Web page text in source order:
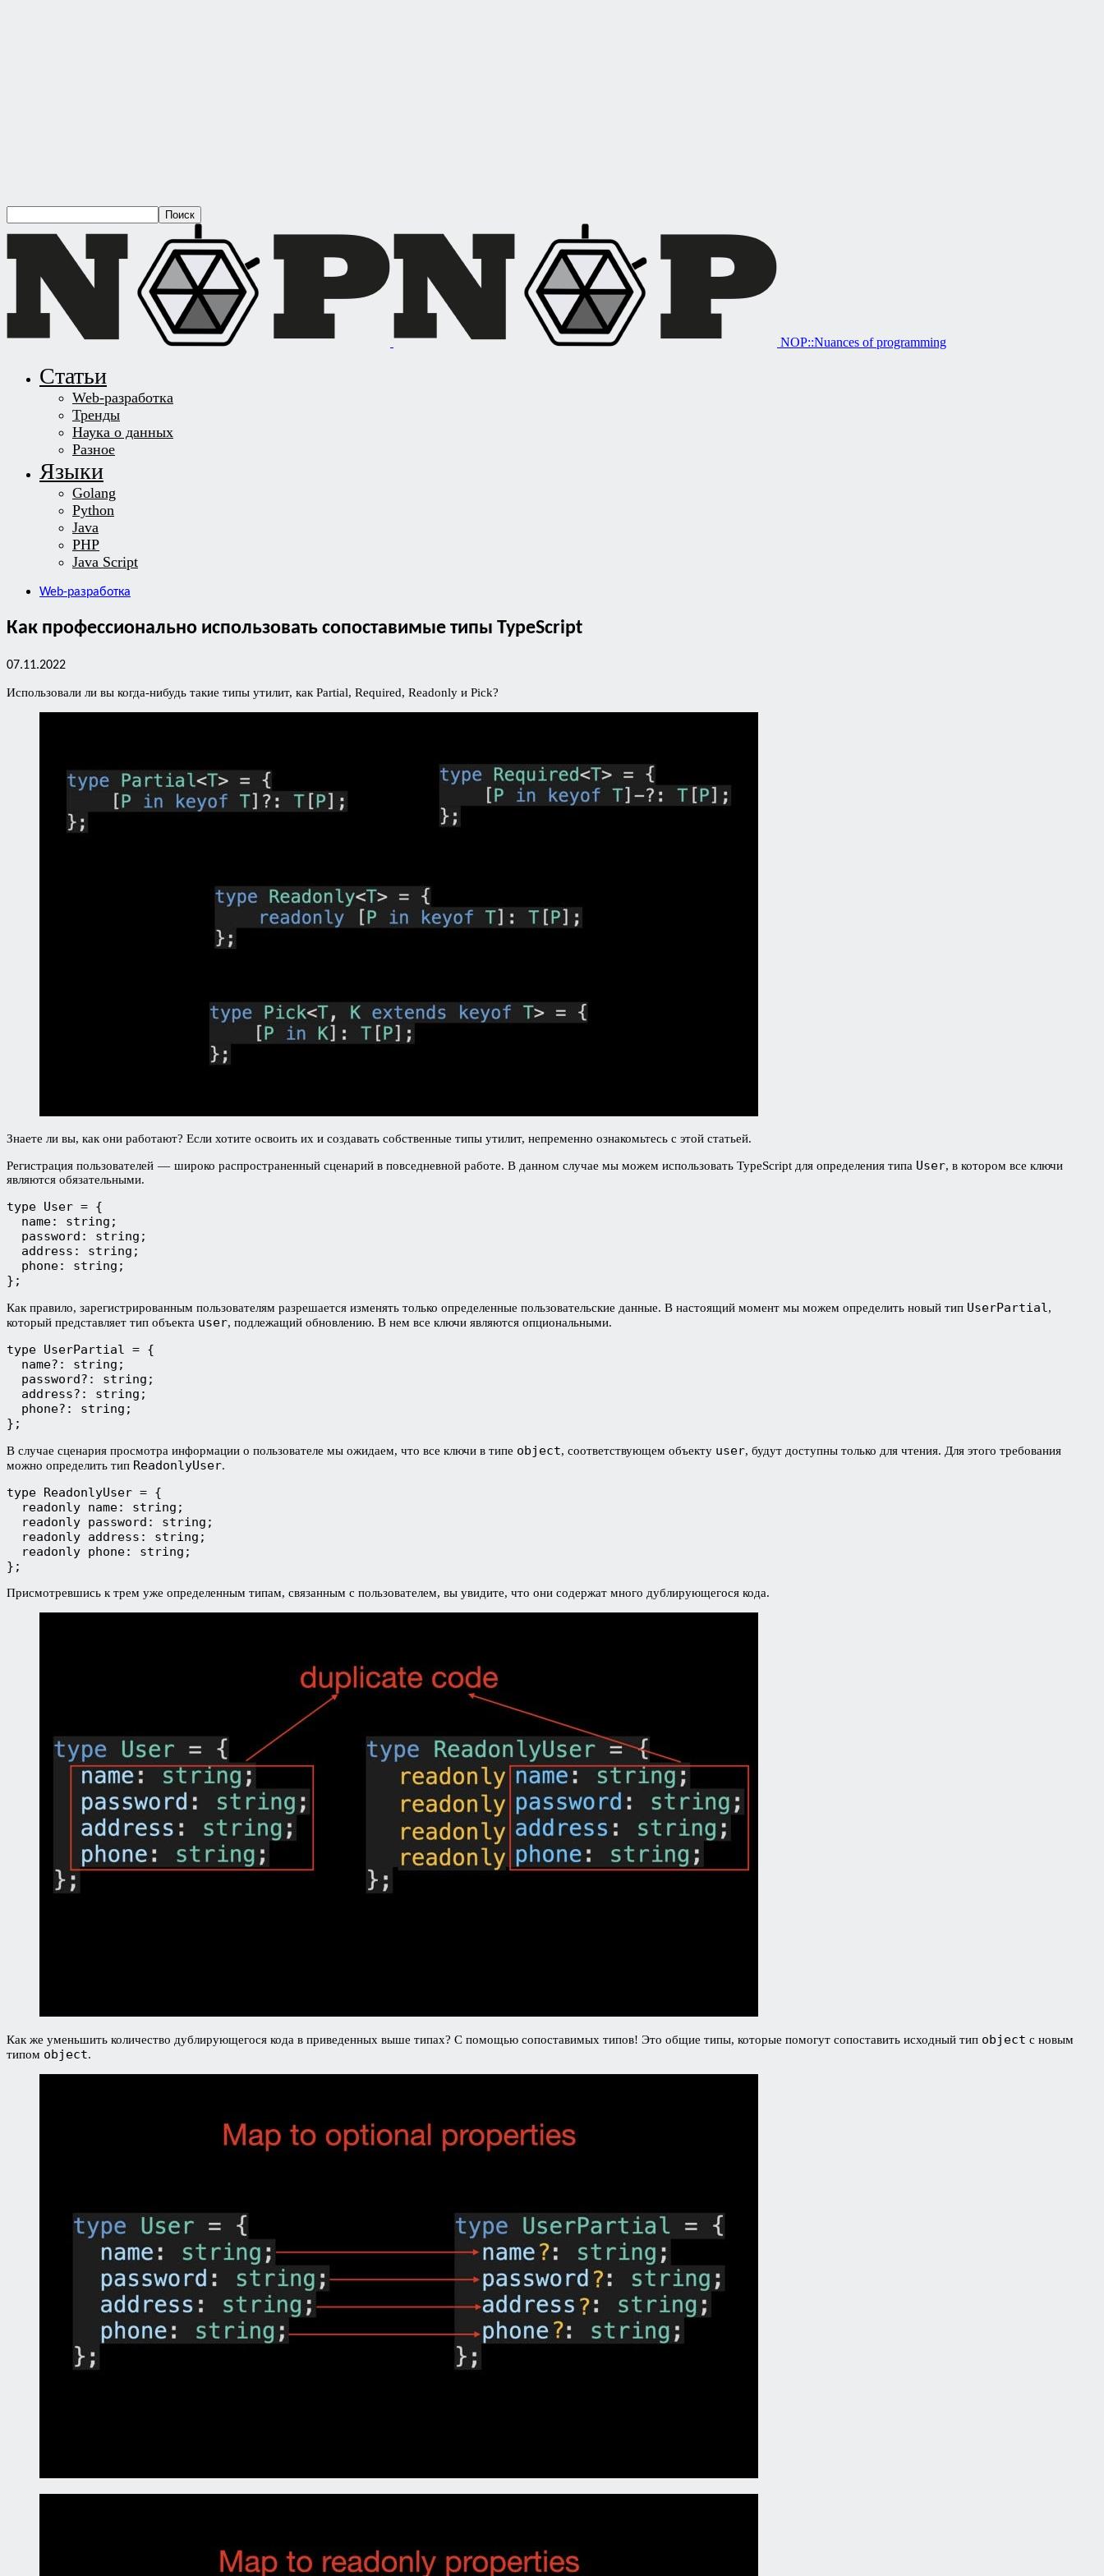
NOP::Nuances of programming
Статьи
Web-разработка
Тренды
Наука о данных
Разное
Языки
Golang
Python
Java
PHP
Java Script
Web-разработка
Как профессионально использовать сопоставимые типы TypeScript
07.11.2022
Использовали ли вы когда-нибудь такие типы утилит, как Partial, Required, Readonly и Pick?
Знаете ли вы, как они работают? Если хотите освоить их и создавать собственные типы утилит, непременно ознакомьтесь с этой статьей.
Регистрация пользователей — широко распространенный сценарий в повседневной работе. В данном случае мы можем использовать TypeScript для определения типа User, в котором все ключи
являются обязательными.
type User = {
  name: string;
  password: string;
  address: string;
  phone: string;
};
Как правило, зарегистрированным пользователям разрешается изменять только определенные пользовательские данные. В настоящий момент мы можем определить новый тип UserPartial,
который представляет тип объекта user, подлежащий обновлению. В нем все ключи являются опциональными.
type UserPartial = {
  name?: string;
  password?: string;
  address?: string;
  phone?: string;
};
В случае сценария просмотра информации о пользователе мы ожидаем, что все ключи в типе object, соответствующем объекту user, будут доступны только для чтения. Для этого требования
можно определить тип ReadonlyUser.
type ReadonlyUser = {
  readonly name: string;
  readonly password: string;
  readonly address: string;
  readonly phone: string;
};
Присмотревшись к трем уже определенным типам, связанным с пользователем, вы увидите, что они содержат много дублирующегося кода.
Как же уменьшить количество дублирующегося кода в приведенных выше типах? С помощью сопоставимых типов! Это общие типы, которые помогут сопоставить исходный тип object с новым
типом object.